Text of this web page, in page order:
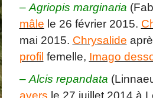
– Agriopis marginaria
mâle le 26 février 2015.
mai 2015. Chrysalide
profil femelle, Imago
– Alcis repandata
avers le 27 juillet 2014 à